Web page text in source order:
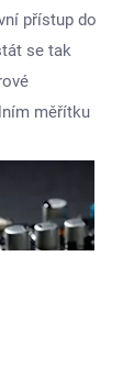
přístup do
se tak
měřítku